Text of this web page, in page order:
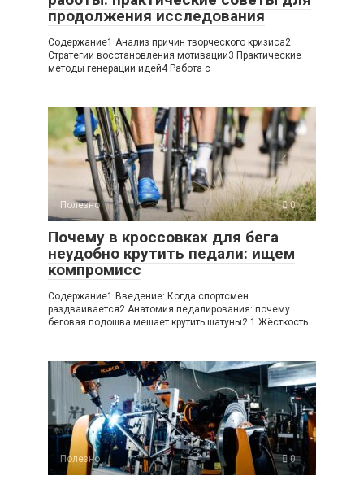
продолжения исследования
Содержание1 Анализ причин творческого кризиса2
Стратегии восстановления мотивации3 Практические
методы генерации идей4 Работа с
Полезно 0
Почему в кроссовках для бега
неудобно крутить педали: ищем
компромисс
Содержание1 Введение: Когда спортсмен
раздваивается2 Анатомия педалирования: почему
беговая подошва мешает крутить шатуны2.1 Жёсткость
Полезно 0